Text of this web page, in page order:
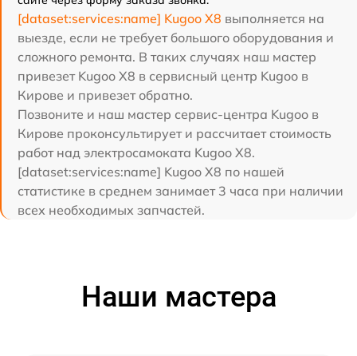
[dataset:services:name] Kugoo X8 выполняется на
выезде, если не требует большого оборудования и
сложного ремонта. В таких случаях наш мастер
привезет Kugoo X8 в сервисный центр Kugoo в
Кирове и привезет обратно.
Позвоните и наш мастер сервис-центра Kugoo в
Кирове проконсультирует и рассчитает стоимость
работ над электросамоката Kugoo X8.
[dataset:services:name] Kugoo X8 по нашей
статистике в среднем занимает 3 часа при наличии
всех необходимых запчастей.
Наши мастера